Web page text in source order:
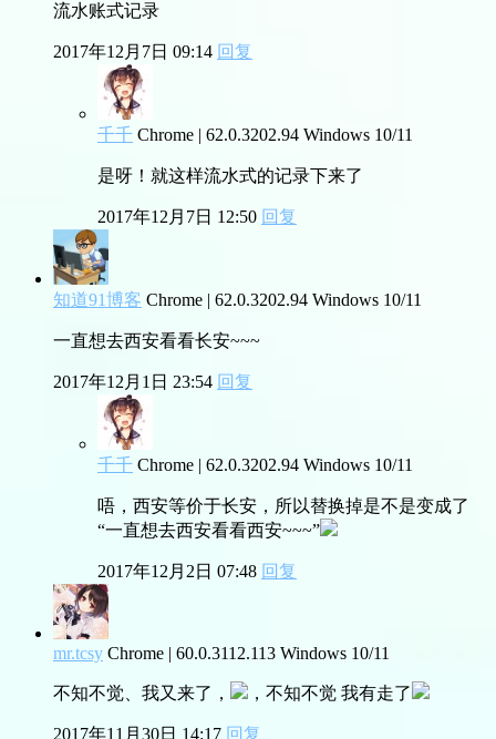
流水账式记录
2017年12月7日 09:14 回复
千千 Chrome | 62.0.3202.94 Windows 10/11
是呀！就这样流水式的记录下来了
2017年12月7日 12:50 回复
知道91博客 Chrome | 62.0.3202.94 Windows 10/11
一直想去西安看看长安~~~
2017年12月1日 23:54 回复
千千 Chrome | 62.0.3202.94 Windows 10/11
唔，西安等价于长安，所以替换掉是不是变成了
“一直想去西安看看西安~~~”
2017年12月2日 07:48 回复
mr.tcsy Chrome | 60.0.3112.113 Windows 10/11
不知不觉、我又来了， ，不知不觉 我有走了
2017年11月30日 14:17 回复